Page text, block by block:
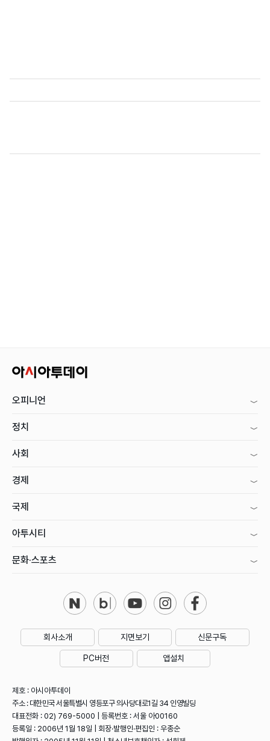
오피니언
정치
사회
경제
국제
아투시티
문화·스포츠
회사소개 지면보기 신문구독
PC버전 앱설치
제호 : 아시아투데이
주소 : 대한민국 서울특별시 영등포구 의사당대로1길 34 인영빌딩
대표전화 : 02) 769-5000 | 등록번호 : 서울 아00160
등록일 : 2006년 1월 18일 | 회장·발행인·편집인 : 우종순